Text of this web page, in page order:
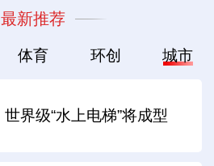
最新推荐
体育 环创 城市
世界级“水上电梯”将成型